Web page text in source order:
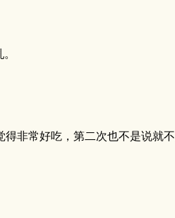
非常好吃，第二次也不是说